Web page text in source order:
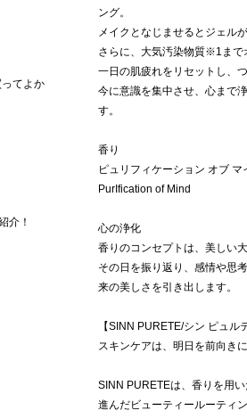
ってよか
介！
ング。
メイクとなじませるとジェル
さらに、大気汚染物質※1まで
一日の肌疲れをリセットし、
今に意識を集中させ、心まで
す。
香り
ピュリフィケーション オブ マ
PurIfication of Mind
心の浄化
香りのコンセプトは、美しい
その日を振り返り、感情や思
来の美しさを引き出します。
【SINN PURETE/シン ピュル
スキンケアは、明日を前向き
SINN PURETEは、香りを用
進んだビューティールーティ